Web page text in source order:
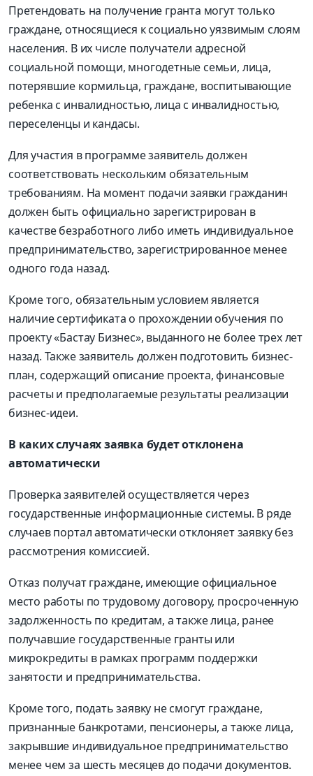
Претендовать на получение гранта могут только
граждане, относящиеся к социально уязвимым слоям
населения. В их числе получатели адресной
социальной помощи, многодетные семьи, лица,
потерявшие кормильца, граждане, воспитывающие
ребенка с инвалидностью, лица с инвалидностью,
переселенцы и кандасы.
Для участия в программе заявитель должен
соответствовать нескольким обязательным
требованиям. На момент подачи заявки гражданин
должен быть официально зарегистрирован в
качестве безработного либо иметь индивидуальное
предпринимательство, зарегистрированное менее
одного года назад.
Кроме того, обязательным условием является
наличие сертификата о прохождении обучения по
проекту «Бастау Бизнес», выданного не более трех лет
назад. Также заявитель должен подготовить бизнес-
план, содержащий описание проекта, финансовые
расчеты и предполагаемые результаты реализации
бизнес-идеи.
В каких случаях заявка будет отклонена
автоматически
Проверка заявителей осуществляется через
государственные информационные системы. В ряде
случаев портал автоматически отклоняет заявку без
рассмотрения комиссией.
Отказ получат граждане, имеющие официальное
место работы по трудовому договору, просроченную
задолженность по кредитам, а также лица, ранее
получавшие государственные гранты или
микрокредиты в рамках программ поддержки
занятости и предпринимательства.
Кроме того, подать заявку не смогут граждане,
признанные банкротами, пенсионеры, а также лица,
закрывшие индивидуальное предпринимательство
менее чем за шесть месяцев до подачи документов.